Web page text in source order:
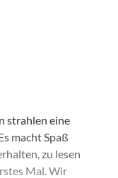
strahlen eine
macht Spaß
zu lesen
Mal. Wir